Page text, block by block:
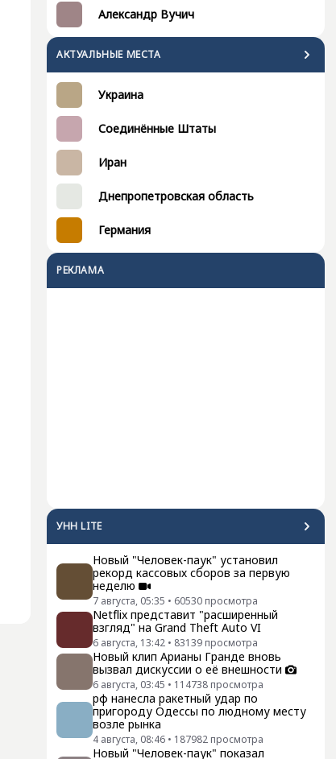
Александр Вучич
АКТУАЛЬНЫЕ МЕСТА
Украина
Соединённые Штаты
Иран
Днепропетровская область
Германия
РЕКЛАМА
УНН LITE
Новый "Человек-паук" установил
рекорд кассовых сборов за первую
неделю
7 августа, 05:35 • 60530 просмотра
Netflix представит "расширенный
взгляд" на Grand Theft Auto VI
6 августа, 13:42 • 83139 просмотра
Новый клип Арианы Гранде вновь
вызвал дискуссии о её внешности
6 августа, 03:45 • 114738 просмотра
рф нанесла ракетный удар по
пригороду Одессы по людному месту
возле рынка
4 августа, 08:46 • 187982 просмотра
Новый "Человек-паук" показал